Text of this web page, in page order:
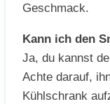
Geschmack.
Kann ich den
Ja, du kannst
Achte darauf,
Kühlschrank